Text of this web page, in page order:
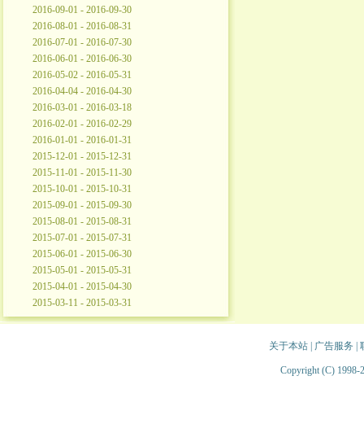
2016-09-01 - 2016-09-30
2016-08-01 - 2016-08-31
2016-07-01 - 2016-07-30
2016-06-01 - 2016-06-30
2016-05-02 - 2016-05-31
2016-04-04 - 2016-04-30
2016-03-01 - 2016-03-18
2016-02-01 - 2016-02-29
2016-01-01 - 2016-01-31
2015-12-01 - 2015-12-31
2015-11-01 - 2015-11-30
2015-10-01 - 2015-10-31
2015-09-01 - 2015-09-30
2015-08-01 - 2015-08-31
2015-07-01 - 2015-07-31
2015-06-01 - 2015-06-30
2015-05-01 - 2015-05-31
2015-04-01 - 2015-04-30
2015-03-11 - 2015-03-31
关于本站| 广告服务
Copyright (C) 1998-